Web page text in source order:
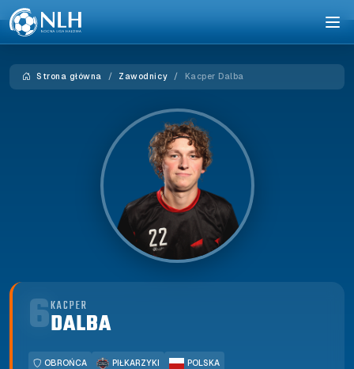
Strona główna Zawodnicy Kacper Dalba
6KACPER
DALBA
OBROŃCA PIŁKARZYKI POLSKA